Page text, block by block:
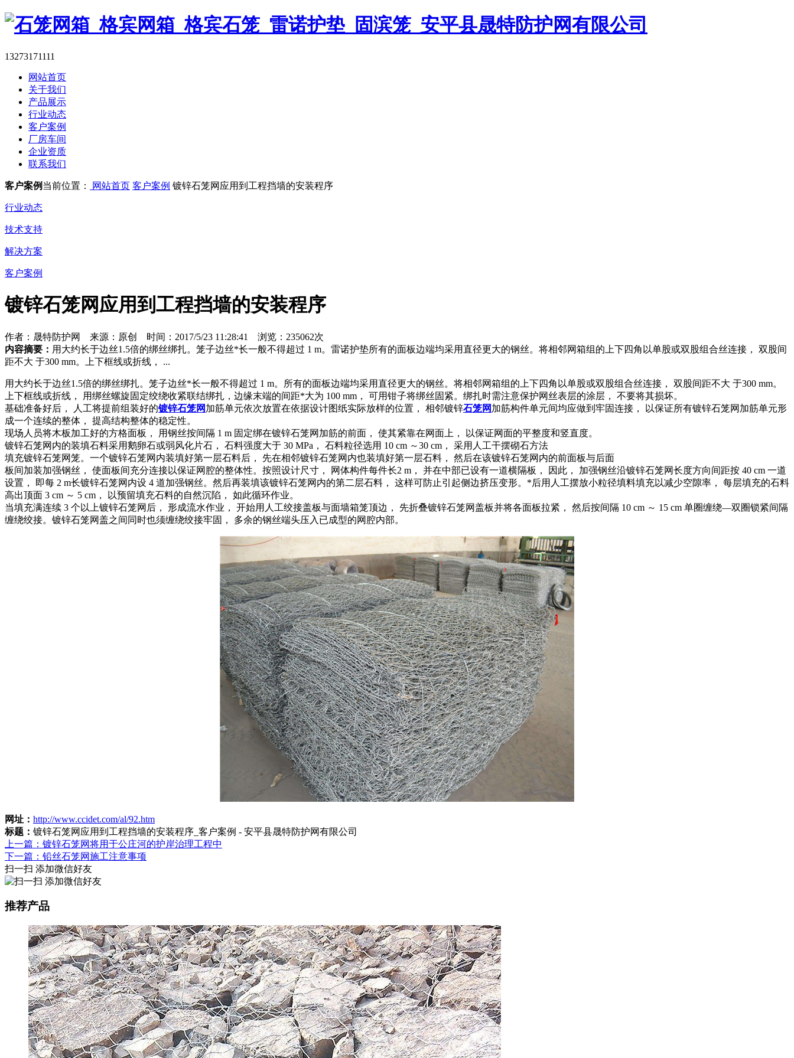
13273171111
网站首页
关于我们
产品展示
行业动态
客户案例
厂房车间
企业资质
联系我们
客户案例 当前位置： 网站首页 客户案例 镀锌石笼网应用到工程挡墙的安装程序
行业动态
技术支持
解决方案
客户案例
镀锌石笼网应用到工程挡墙的安装程序
作者：晟特防护网 来源：原创 时间：2017/5/23 11:28:41 浏览：235062次
内容摘要： 用大约长于边丝1.5倍的绑丝绑扎。笼子边丝*长一般不得超过 1 m。雷诺护垫所有的面板边端均采用直径更大的钢丝。将相邻网箱组的上下四角以单股或双股组合丝连接， 双股间
距不大 于300 mm。上下框线或折线， ...
用大约长于边丝1.5倍的绑丝绑扎。笼子边丝*长一般不得超过 1 m。所有的面板边端均采用直径更大的钢丝。将相邻网箱组的上下四角以单股或双股组合丝连接， 双股间距不大 于300 mm。
上下框线或折线， 用绑丝螺旋固定绞绕收紧联结绑扎，边缘末端的间距*大为 100 mm， 可用钳子将绑丝固紧。绑扎时需注意保护网丝表层的涂层， 不要将其损坏。
基础准备好后， 人工将提前组装好的镀锌石笼网加筋单元依次放置在依据设计图纸实际放样的位置， 相邻镀锌石笼网加筋构件单元间均应做到牢固连接， 以保证所有镀锌石笼网加筋单元形
成一个连续的整体， 提高结构整体的稳定性。
现场人员将木板加工好的方格面板， 用钢丝按间隔 1 m 固定绑在镀锌石笼网加筋的前面， 使其紧靠在网面上， 以保证网面的平整度和竖直度。
镀锌石笼网内的装填石料采用鹅卵石或弱风化片石， 石料强度大于 30 MPa， 石料粒径选用 10 cm ～30 cm， 采用人工干摆砌石方法
填充镀锌石笼网笼。一个镀锌石笼网内装填好第一层石料后， 先在相邻镀锌石笼网内也装填好第一层石料， 然后在该镀锌石笼网内的前面板与后面
板间加装加强钢丝， 使面板间充分连接以保证网腔的整体性。按照设计尺寸， 网体构件每件长2 m， 并在中部已设有一道横隔板， 因此， 加强钢丝沿镀锌石笼网长度方向间距按 40 cm 一道
设置， 即每 2 m长镀锌石笼网内设 4 道加强钢丝。然后再装填该镀锌石笼网内的第二层石料， 这样可防止引起侧边挤压变形。*后用人工摆放小粒径填料填充以减少空隙率， 每层填充的石料
高出顶面 3 cm ～ 5 cm， 以预留填充石料的自然沉陷， 如此循环作业。
当填充满连续 3 个以上镀锌石笼网后， 形成流水作业， 开始用人工绞接盖板与面墙箱笼顶边， 先折叠镀锌石笼网盖板并将各面板拉紧， 然后按间隔 10 cm ～ 15 cm 单圈缠绕—双圈锁紧间隔
缠绕绞接。镀锌石笼网盖之间同时也须缠绕绞接牢固， 多余的钢丝端头压入已成型的网腔内部。
网址： http://www.ccidet.com/al/92.htm
标题： 镀锌石笼网应用到工程挡墙的安装程序_客户案例 - 安平县晟特防护网有限公司
上一篇：镀锌石笼网将用于公庄河的护岸治理工程中
下一篇：铅丝石笼网施工注意事项
扫一扫 添加微信好友
推荐产品